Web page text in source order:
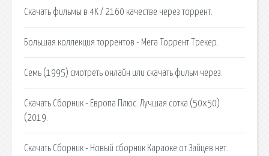
Скачать фильмы в 4K / 2160 качестве через торрент.
Большая коллекция торрентов - Мега Торрент Трекер.
Семь (1995) смотреть онлайн или скачать фильм через.
Скачать Сборник - Европа Плюс. Лучшая сотка (50x50)
(2019.
Скачать Сборник - Новый сборник Караоке от Зайцев.нет.